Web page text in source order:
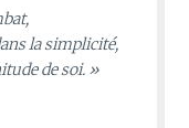
la simplicité,
de soi. »